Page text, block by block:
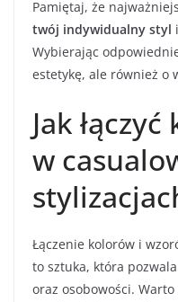
Pamiętaj, że
twój indywidualny styl
Wybierając
estetykę, ale również o
Jak
w
Łączenie kolorów i
to sztuka, która
oraz osobowości.